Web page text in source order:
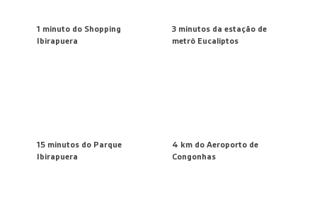
1 minutodo Shopping
Ibirapuera
3 minutosda estação de
metrô Eucaliptos
15 minutosdo Parque
Ibirapuera
4 kmdo Aeroporto de
Congonhas